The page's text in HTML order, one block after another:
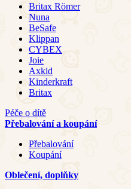
Britax Römer
Nuna
BeSafe
Klippan
CYBEX
Joie
Axkid
Kinderkraft
Britax
Péče o dítě
Přebalování a koupání
Přebalování
Koupání
Oblečení, doplňky